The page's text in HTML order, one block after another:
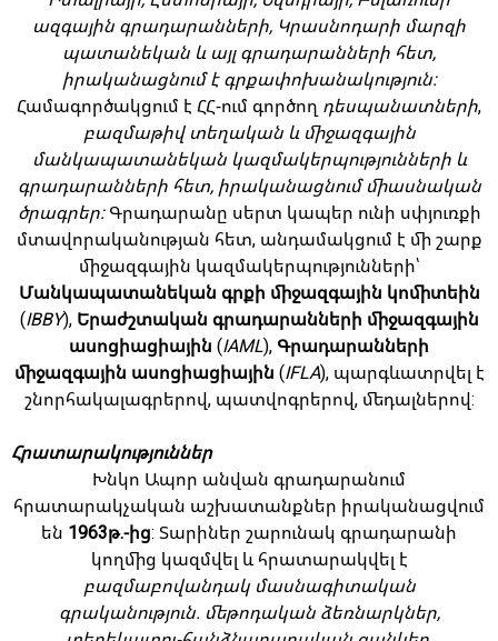
ազգային գրադարանների, Կրասնոդարի մարզի
պատանեկան և այլ գրադարանների հետ,
իրականացնում է գրքափոխանակություն:
Համագործակցում է ՀՀ-ում գործող դեսպանատների,
բազմաթիվ տեղական և միջազգային
մանկապատանեկան կազմակերպությունների և
գրադարանների հետ, իրականացնում միասնական
ծրագրեր:Գրադարանը սերտ կապեր ունի սփյուռքի
մտավորականության հետ, անդամակցում է մի շարք
միջազգային կազմակերպությունների՝
Մանկապատանեկան գրքի միջազգային կոմիտեին
(IBBY), Երաժշտական գրադարանների միջազգային
ասոցիացիային (IAML), Գրադարանների
միջազգային ասոցիացիային (IFLA), պարգևատրվել է
շնորհակալագրերով, պատվոգրերով, մեդալներով:
Հրատարակություններ
Խնկո Ապոր անվան գրադարանում
հրատարակչական աշխատանքներ իրականացվում
են 1963թ.-ից: Տարիներ շարունակ գրադարանի
կողմից կազմվել և հրատարակվել է
բազմաբովանդակ մասնագիտական
գրականություն. մեթոդական ձեռնարկներ,